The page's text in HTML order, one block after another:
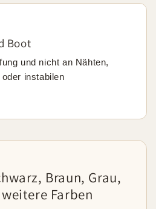
Boot
und nicht an Nähten,
instabilen
Braun, Grau,
Farben